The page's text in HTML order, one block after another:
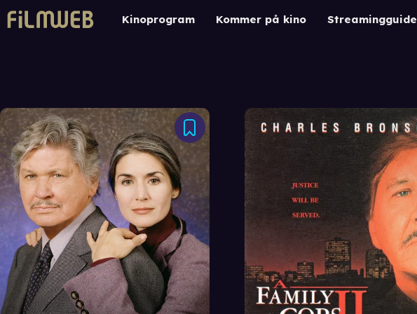
Kinoprogram Kommer på kino Streamingguide